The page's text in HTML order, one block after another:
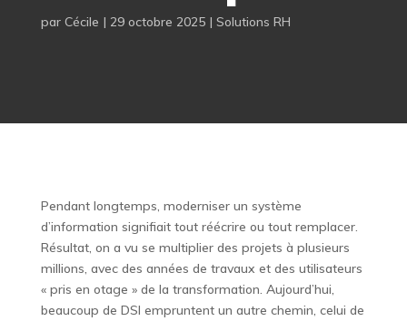
par Cécile | 29 octobre 2025| Solutions RH
Pendant longtemps, moderniser un système
d’information signifiait tout réécrire ou tout remplacer.
Résultat, on a vu se multiplier des projets à plusieurs
millions, avec des années de travaux et des utilisateurs
« pris en otage » de la transformation. Aujourd’hui,
beaucoup de DSI empruntent un autre chemin, celui de